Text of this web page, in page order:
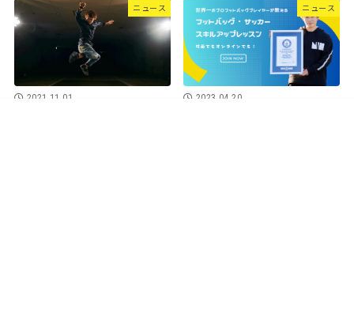
ニュース
2021.11.01
ニュース
2023.04.20